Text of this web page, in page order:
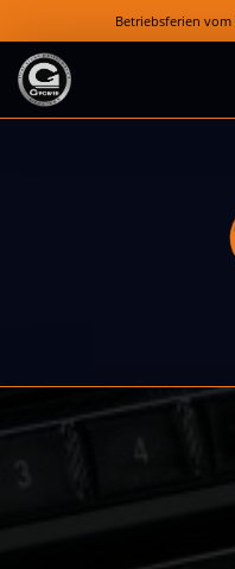
Betriebsferien vom